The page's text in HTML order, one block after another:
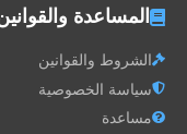
المساعدة والقوانين
الشروط والقوانين
سياسة الخصوصية
مساعدة